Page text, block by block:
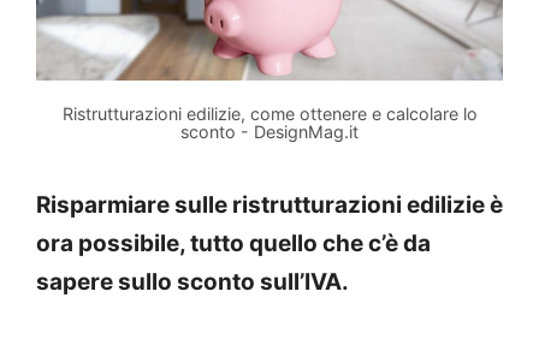
Ristrutturazioni edilizie, come ottenere e calcolare lo
sconto - DesignMag.it
Risparmiare sulle ristrutturazioni edilizie è
ora possibile, tutto quello che c’è da
sapere sullo sconto sull’IVA.